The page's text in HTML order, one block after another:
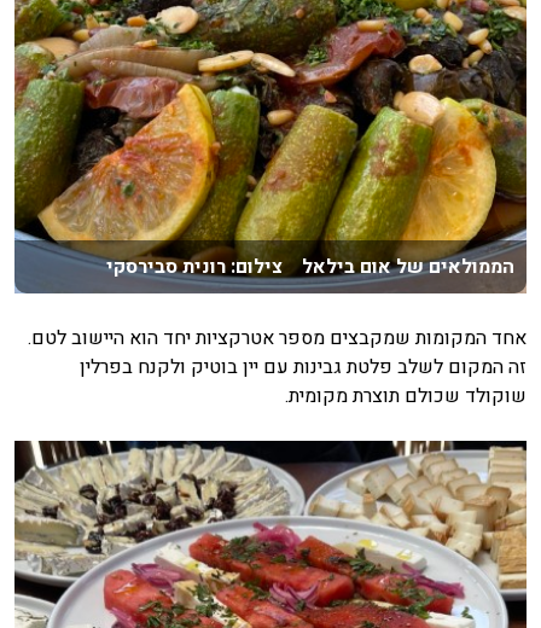
הממולאים של אום בילאל צילום: רונית סבירסקי
אחד המקומות שמקבצים מספר אטרקציות יחד הוא היישוב לטם.
זה המקום לשלב פלטת גבינות עם יין בוטיק ולקנח בפרלין
שוקולד שכולם תוצרת מקומית.